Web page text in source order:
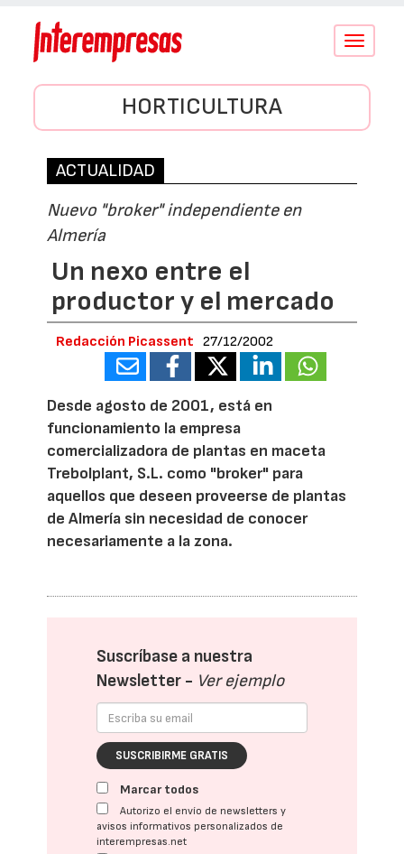
Conmutar
HORTICULTURA
ACTUALIDAD
Nuevo "broker" independiente en
Almería
Un nexo entre el
productor y el mercado
Redacción Picassent 27/12/2002
Desde agosto de 2001, está en
funcionamiento la empresa
comercializadora de plantas en maceta
Trebolplant, S.L. como "broker" para
aquellos que deseen proveerse de plantas
de Almería sin necesidad de conocer
necesariamente a la zona.
Suscríbase a nuestra
Newsletter - Ver ejemplo
SUSCRIBIRME GRATIS
Marcar todos
Autorizo el envío de newsletters y
avisos informativos personalizados de
interempresas.net